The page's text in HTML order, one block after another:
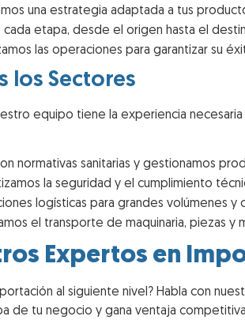
una estrategia adaptada a tus
cada etapa, desde el origen hasta el
las operaciones para garantizar su
los Sectores
equipo tiene la experiencia
normativas sanitarias y gestionamos
la seguridad y el cumplimiento
logísticas para grandes volúmenes
el transporte de maquinaria, piezas y
Expertos en
al siguiente nivel? Habla con
de tu negocio y gana ventaja